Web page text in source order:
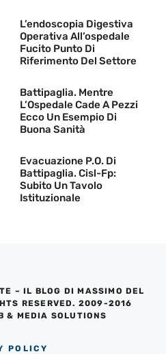
L’endoscopia Digestiva
Operativa All’ospedale
Fucito Punto Di
Riferimento Del Settore
Battipaglia. Mentre
L’Ospedale Cade A Pezzi
Ecco Un Esempio Di
Buona Sanità
Evacuazione P.O. Di
Battipaglia. Cisl-Fp:
Subito Un Tavolo
Istituzionale
– IL BLOG DI MASSIMO DEL
RESERVED. 2009-2016
& MEDIA SOLUTIONS
POLICY